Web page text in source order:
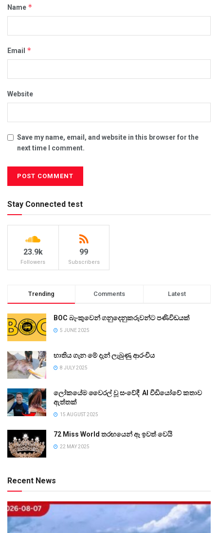
Name *
Email *
Website
Save my name, email, and website in this browser for the
next time I comment.
Stay Connected test
23.9k
Followers
99
Subscribers
Trending Comments Latest
BOC බැංකුවෙන් ගනුදෙනුකරුවන්ට පණිවිඩයක්
5 JUNE 2025
භාතිය ගැන මේ දැන් ලැබුණු ආරංචිය
8 JULY 2025
ලෝකයේම වෛරල් වූ සංවේදී AI වීඩියෝවේ කතාව
ඇත්තක්
15 AUGUST 2025
72 Miss World තරඟයෙන් ඈ ඉවත් වෙයි
22 MAY 2025
Recent News